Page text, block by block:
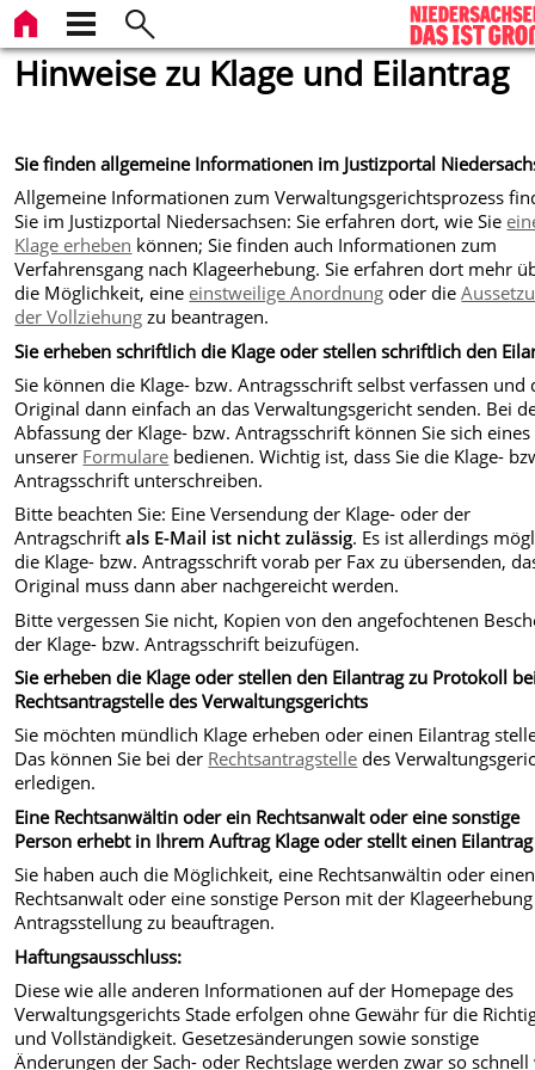
Hinweise zu Klage und Eilantrag
Sie finden allgemeine Informationen im Justizportal
Allgemeine Informationen zum Verwaltungsgerichtsprozess
Sie im Justizportal Niedersachsen: Sie erfahren dort, wie Sie
Klage erheben können; Sie finden auch Informationen zum
Verfahrensgang nach Klageerhebung. Sie erfahren dort mehr
die Möglichkeit, eine einstweilige Anordnung oder die
der Vollziehung zu beantragen.
Sie erheben schriftlich die Klage oder stellen schriftlich den
Sie können die Klage- bzw. Antragsschrift selbst verfassen und
Original dann einfach an das Verwaltungsgericht senden. Bei
Abfassung der Klage- bzw. Antragsschrift können Sie sich eines
unserer Formulare bedienen. Wichtig ist, dass Sie die Klage-
Antragsschrift unterschreiben.
Bitte beachten Sie: Eine Versendung der Klage- oder der
Antragschriftals E-Mail ist nicht zulässig. Es ist allerdings
die Klage- bzw. Antragsschrift vorab per Fax zu übersenden,
Original muss dann aber nachgereicht werden.
Bitte vergessen Sie nicht, Kopien von den angefochtenen
der Klage- bzw. Antragsschrift beizufügen.
Sie erheben die Klage oder stellen den Eilantrag zu Protokoll
Rechtsantragstelle des Verwaltungsgerichts
Sie möchten mündlich Klage erheben oder einen Eilantrag
Das können Sie bei der Rechtsantragstelle des
erledigen.
Eine Rechtsanwältin oder ein Rechtsanwalt oder eine sonstige
Person erhebt in Ihrem Auftrag Klage oder stellt einen Eilantrag
Sie haben auch die Möglichkeit, eine Rechtsanwältin oder einen
Rechtsanwalt oder eine sonstige Person mit der
Antragsstellung zu beauftragen.
Haftungsausschluss:
Diese wie alle anderen Informationen auf der Homepage des
Verwaltungsgerichts Stade erfolgen ohne Gewähr für die
und Vollständigkeit. Gesetzesänderungen sowie sonstige
Änderungen der Sach- oder Rechtslage werden zwar so schnell